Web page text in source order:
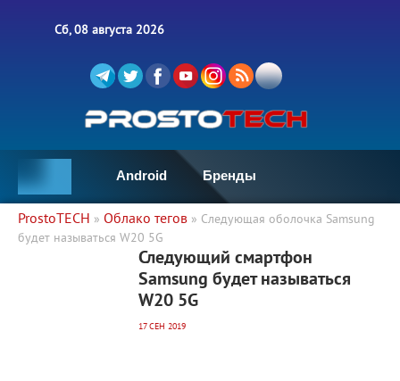
Сб, 08 августа 2026
Android Бренды
ProstoTECH » Облако тегов » Следующая оболочка Samsung
будет называться W20 5G
3 560 0
Следующий смартфон
Samsung будет называться
W20 5G
17 СЕН 2019